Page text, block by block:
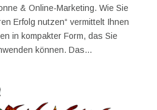
& Online-Marketing. Wie Sie
Erfolg nutzen“ vermittelt Ihnen
in kompakter Form, das Sie
können. Das...